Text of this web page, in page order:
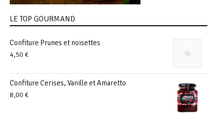
LE TOP GOURMAND
Confiture Prunes et noisettes
4,50 €
Confiture Cerises, Vanille et Amaretto
8,00 €